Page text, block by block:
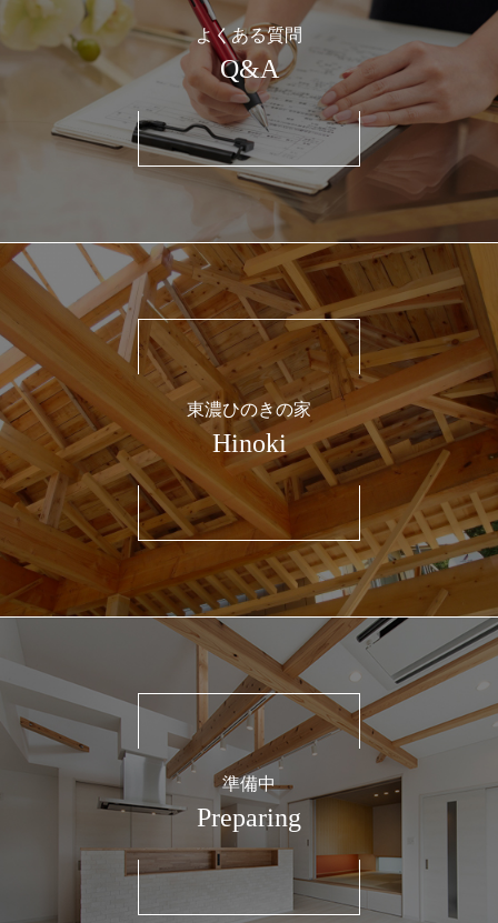
よくある質問
Q&A
東濃ひのきの家
Hinoki
準備中
Preparing